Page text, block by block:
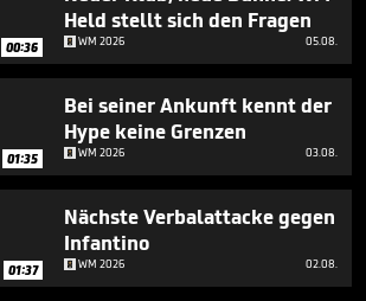
00:36
Held stellt sich den Fragen
WM 2026 05.08.
01:35
Bei seiner Ankunft kennt der
Hype keine Grenzen
WM 2026 03.08.
01:37
Nächste Verbalattacke gegen
Infantino
WM 2026 02.08.